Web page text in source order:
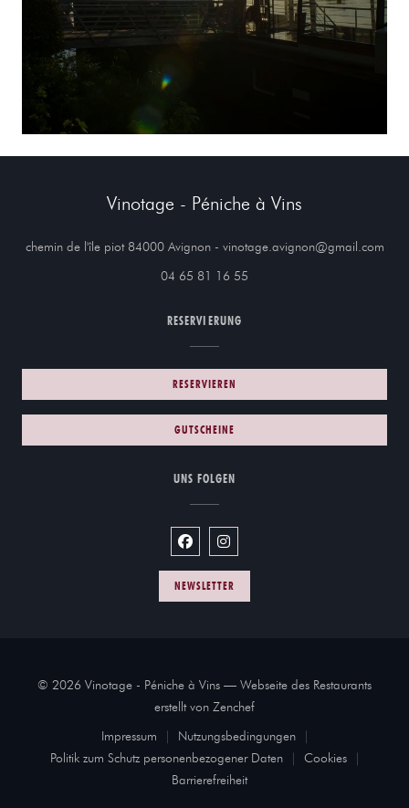
Vinotage - Péniche à Vins
chemin de l'île piot 84000 Avignon - vinotage.avignon@gmail.com
04 65 81 16 55
RESERVIERUNG
RESERVIEREN
GUTSCHEINE
UNS FOLGEN
Facebook ((öffnet ein neues Fenster))
Instagram ((öffnet ein neues
NEWSLETTER
© 2026 Vinotage - Péniche à Vins — Webseite des Restaurants
erstellt von Zenchef((öffnet ein neues Fenster))
Impressum
((öffnet ein neues Fenster))
Nutzungsbedingungen
((öffnet ein neues Fenster))
Politik zum Schutz personenbezogener Daten
((öffnet ein neues Fenster))
Cookies
((öffnet ein
Barrierefreiheit